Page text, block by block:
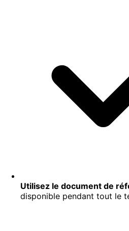
Utilisez le document de
disponible pendant tout le